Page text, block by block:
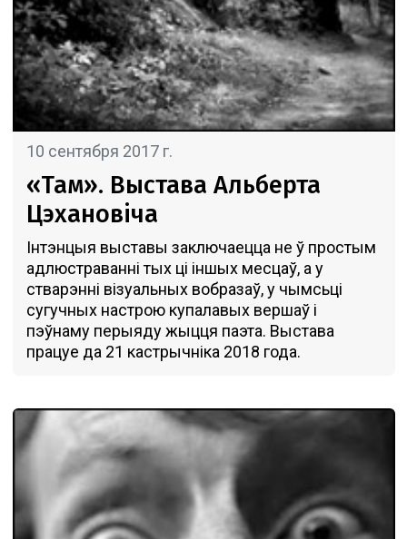
10 сентября 2017 г.
«Там». Выстава Альберта
Цэхановіча
Інтэнцыя выставы заключаецца не ў простым
адлюстраванні тых ці іншых месцаў, а у
стварэнні візуальных вобразаў, у чымсьці
сугучных настрою купалавых вершаў і
пэўнаму перыяду жыцця паэта. Выстава
працуе да 21 кастрычнiка 2018 года.